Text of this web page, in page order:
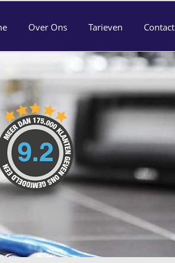
Over Ons Tarieven Contact